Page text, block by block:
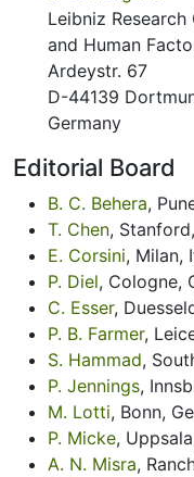
Leibniz
and Human
Ardeystr. 67
D-44139
Germany
Editorial Board
B. C. Behera,
T. Chen,
E. Corsini, Milan,
P. Diel, Cologne,
C. Esser,
P. B. Farmer,
S. Hammad,
P. Jennings,
M. Lotti, Bonn,
P. Micke,
A. N. Misra,